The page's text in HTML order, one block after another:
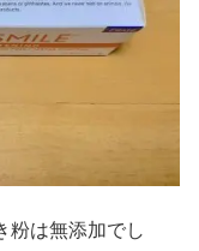
粉は無添加でし